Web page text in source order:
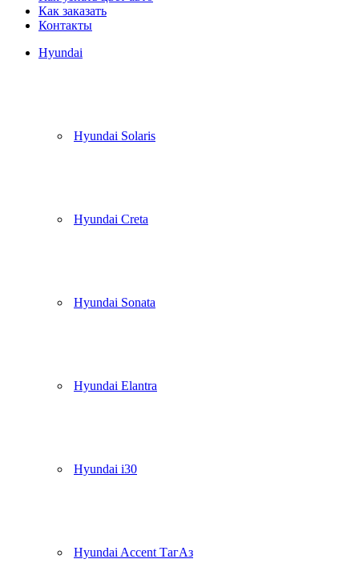
Как заказать
Контакты
Hyundai
Hyundai Solaris
Hyundai Creta
Hyundai Sonata
Hyundai Elantra
Hyundai i30
Hyundai Accent ТагАз